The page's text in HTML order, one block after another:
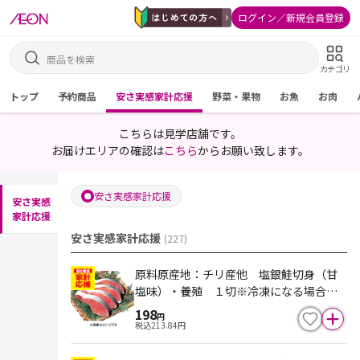
ログイン／新規会員登録
カテゴリ
トップ 予約商品 安さ実感家計応援 野菜・果物 お魚 お肉
こちらは見学店舗です。
お届けエリアの確認はこちらからお願い致します。
安さ実感
家計応援
安さ実感家計応援
安さ実感家計応援 (227)
原料原産地：チリ産他 塩銀鮭切身（甘
塩味）・養殖 １切※冷凍になる場合も
あります
198円
税込213.84円